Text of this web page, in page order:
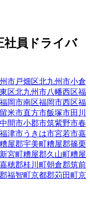
社員 ドライバ
市戸畑区北九州市小倉
区北九州市八幡西区福
福岡市南区福岡市西区福
米市直方市飯塚市田川
中間市小郡市筑紫野市春
福津市うきは市宮若市嘉
糟屋郡宇美町糟屋郡篠栗
宮町糟屋郡久山町糟屋
嘉穂郡桂川町朝倉郡筑前
福智町京都郡苅田町京